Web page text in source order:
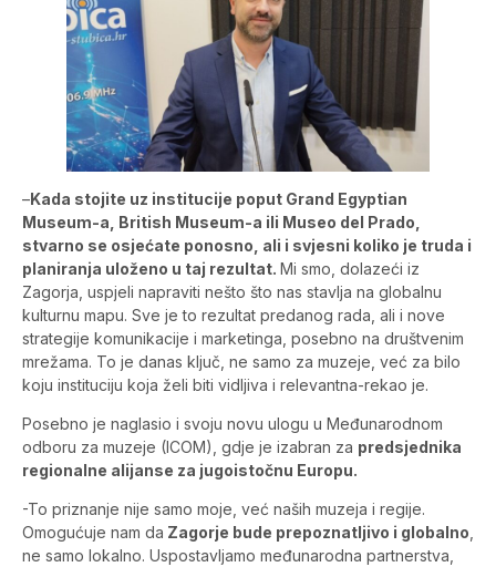
–Kada stojite uz institucije poput Grand Egyptian
Museum-a, British Museum-a ili Museo del Prado,
stvarno se osjećate ponosno, ali i svjesni koliko je truda i
planiranja uloženo u taj rezultat. Mi smo, dolazeći iz
Zagorja, uspjeli napraviti nešto što nas stavlja na globalnu
kulturnu mapu. Sve je to rezultat predanog rada, ali i nove
strategije komunikacije i marketinga, posebno na društvenim
mrežama. To je danas ključ, ne samo za muzeje, već za bilo
koju instituciju koja želi biti vidljiva i relevantna-rekao je.
Posebno je naglasio i svoju novu ulogu u Međunarodnom
odboru za muzeje (ICOM), gdje je izabran za predsjednika
regionalne alijanse za jugoistočnu Europu.
-To priznanje nije samo moje, već naših muzeja i regije.
Omogućuje nam da Zagorje bude prepoznatljivo i globalno,
ne samo lokalno. Uspostavljamo međunarodna partnerstva,